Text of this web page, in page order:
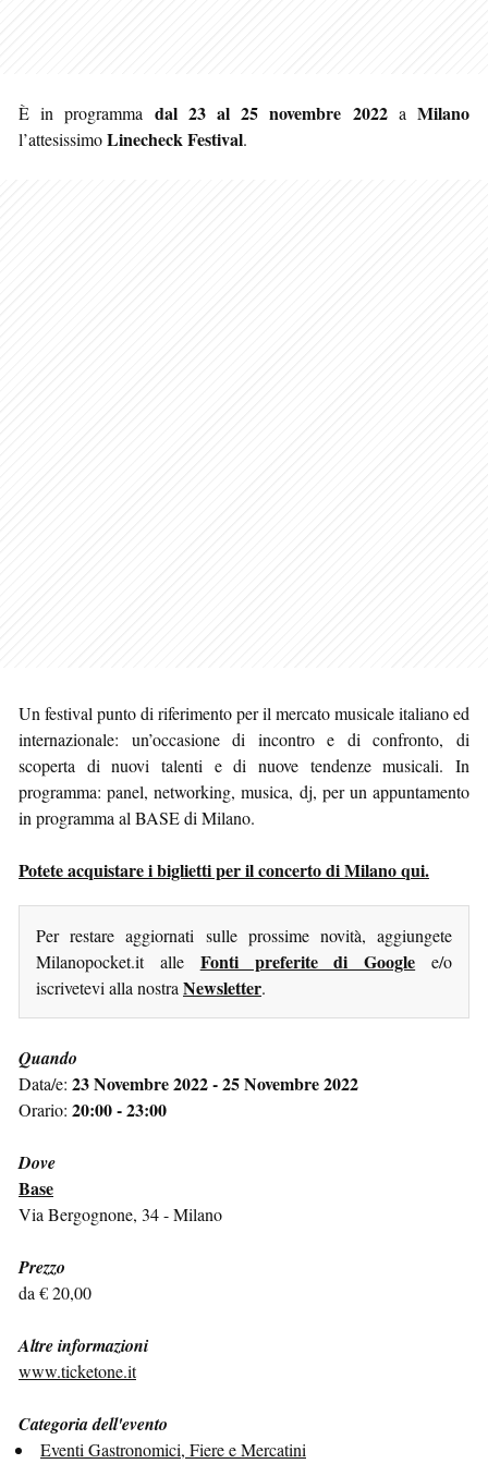
È in programma dal 23 al 25 novembre 2022aMilano
l’attesissimoLinecheck Festival.
Un festival punto di riferimento per il mercato musicale italiano ed
internazionale: un’occasione di incontro e di confronto, di
scoperta di nuovi talenti e di nuove tendenze musicali. In
programma: panel, networking, musica, dj, per un appuntamento
in programma al BASE di Milano.
Potete acquistare i biglietti per il concerto di Milano qui.
Per restare aggiornati sulle prossime novità, aggiungete
Milanopocket.it alle Fonti preferite di Google e/o
iscrivetevi alla nostra Newsletter.
Quando
Data/e: 23 Novembre 2022 - 25 Novembre 2022
Orario: 20:00 - 23:00
Dove
Base
Via Bergognone, 34 - Milano
Prezzo
da € 20,00
Altre informazioni
www.ticketone.it
Categoria dell'evento
Eventi Gastronomici, Fiere e Mercatini